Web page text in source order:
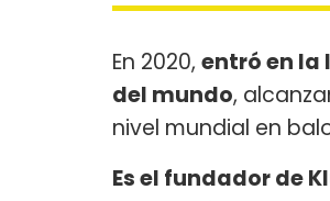
En 2020, entró en la
del mundo,
nivel mundial en
Es el fundador de